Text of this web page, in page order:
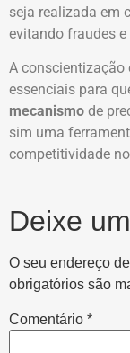
seja realizada em
evitando fraudes
A conscientização
essenciais para
mecanismo de
sim uma
competitividade
Deixe
O seu endereço
obrigatórios são
Comentário *